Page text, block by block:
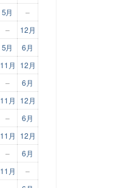
5月
–
– 12月
5月
6月
11月 12月
–
6月
11月 12月
–
6月
11月 12月
–
6月
11月 –